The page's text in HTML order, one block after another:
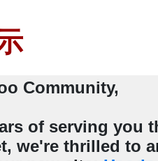
Community,
of serving you
we're thrilled to